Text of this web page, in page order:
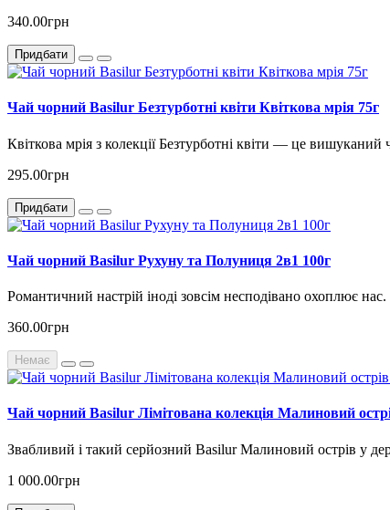
340.00грн
Придбати
Чай чорний Basilur Безтурботні квіти Квіткова мрія 75г
Квіткова мрія з колекції Безтурботні квіти — це
295.00грн
Придбати
Чай чорний Basilur Рухуну та Полуниця 2в1 100г
Романтичний настрій іноді зовсім несподівано охоплює
360.00грн
Немає
Чай чорний Basilur Лімітована колекція Малиновий
Звабливий і такий серйозний Basilur Малиновий острів у
1 000.00грн